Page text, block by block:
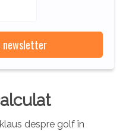
despre golf în